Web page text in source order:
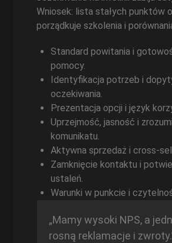
Wniosek: lista stałych punktów
porządkuje szkolenia i
Standard powitania i
pomocy.
Identyfikacja potrzeb i
oczekiwania.
Prezentacja opcji i język
Uprzejmość, jasność i
komunikatu.
Aktywna sprzedaż i
Zamknięcie kontaktu i
ustaleń.
Warunki w punkcie i
„Mamy wysoki NPS, a
rosną reklamacje i